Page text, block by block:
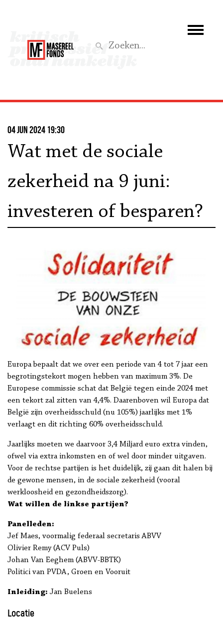
Wat we doen
Steun ons
Aktief
04 jun 2024 19:30
Wat met de sociale
zekerheid na 9 juni:
investeren of besparen?
Europa bepaalt dat we over een periode van 4 tot 7 jaar een
begrotingstekort mogen hebben van maximum 3%. De
Europese commissie schat dat België tegen einde 2024 met
een tekort zal zitten van 4,4%. Daarenboven wil Europa dat
België zijn overheidsschuld (nu 105%) jaarlijks met 1%
verlaagt en dit richting 60% overheidsschuld.
Jaarlijks moeten we daarvoor 3,4 Miljard euro extra vinden,
ofwel via extra inkomsten en of wel door minder uitgaven.
Voor de rechtse partijen is het duidelijk, zij gaan dit halen bij
de gewone mensen, in de sociale zekerheid (vooral
werkloosheid en gezondheidszorg).
Wat willen de linkse partijen?
Panelleden:
Jef Maes, voormalig federaal secretaris ABVV
Olivier Remy (ACV Puls)
Johan Van Eeghem (ABVV-BBTK)
Politici van PVDA, Groen en Vooruit
Inleiding: Jan Buelens
Locatie